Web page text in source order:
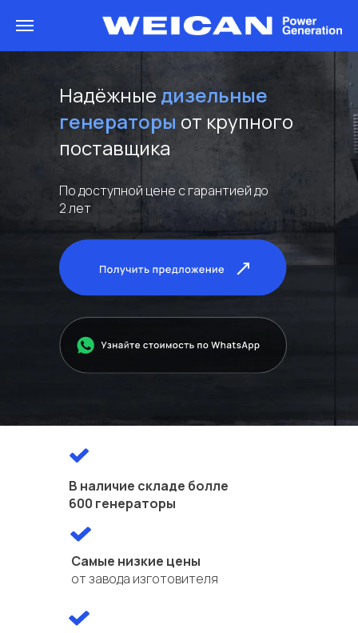
Надёжные дизельные
генераторы от крупного
поставщика
По доступной цене с гарантией до
2 лет
В наличие складе болле
600 генераторы
Самые низкие цены
от завода изготовителя